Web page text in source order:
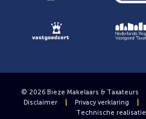
© 2026 Bieze Makelaars & Taxateurs
Disclaimer
Privacy verklaring
Technische realisatie